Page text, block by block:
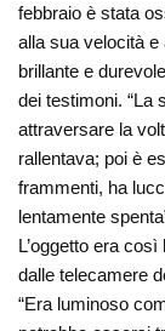
febbraio è stata
alla sua velocità e
brillante e
dei testimoni. “La
attraversare la
rallentava; poi è
frammenti, ha
lentamente
L’oggetto era
dalle telecamere
“Era luminoso